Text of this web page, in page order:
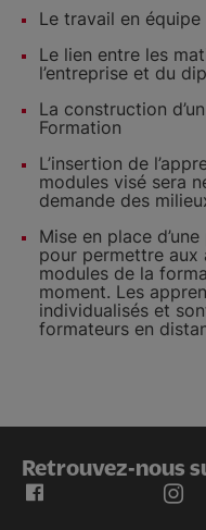
Le travail en équipe
Le lien entre les
l’entreprise et du
La construction
Formation
L’insertion de
modules visé sera
demande des
Mise en place
pour permettre aux
modules de la
moment. Les
individualisés et
formateurs en
Retrouvez-nous